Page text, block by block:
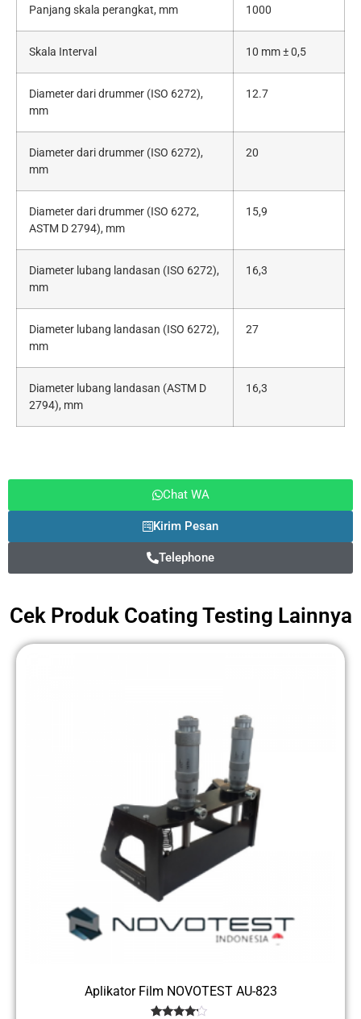
Panjang skala perangkat, mm 1000
Skala Interval 10 mm ± 0,5
Diameter dari drummer (ISO 6272),
mm
12.7
Diameter dari drummer (ISO 6272),
mm
20
Diameter dari drummer (ISO 6272,
ASTM D 2794), mm
15,9
Diameter lubang landasan (ISO 6272),
mm
16,3
Diameter lubang landasan (ISO 6272),
mm
27
Diameter lubang landasan (ASTM D
2794), mm
16,3
Chat WA
Kirim Pesan
Telephone
Cek Produk Coating Testing Lainnya
Aplikator Film NOVOTEST AU-823